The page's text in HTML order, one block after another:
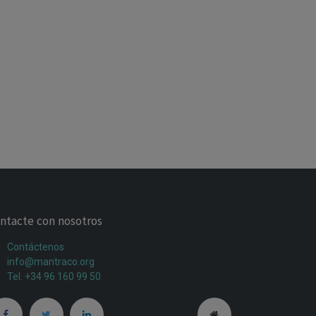
con nosotros
Contáctenos
info@mantraco.org
Tel. +34 96 160 99 50